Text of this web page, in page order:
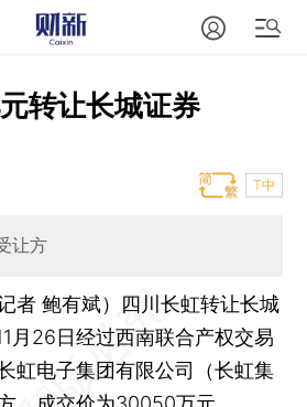
转让长城证券
T中
让方
者 鲍有斌） 四川长虹转让长城
月26日经过西南联合产权交易
虹电子集团有限公司（长虹集